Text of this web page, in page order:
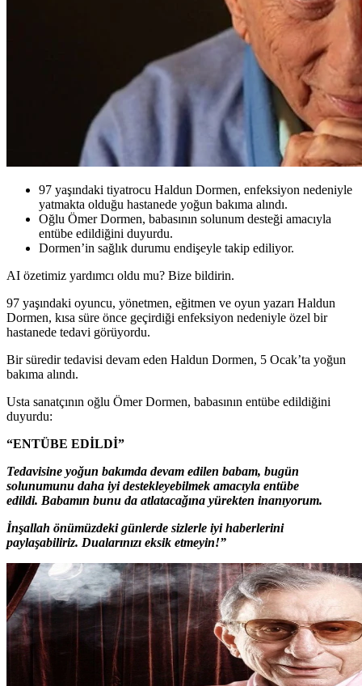
97 yaşındaki tiyatrocu Haldun Dormen, enfeksiyon nedeniyle
yatmakta olduğu hastanede yoğun bakıma alındı.
Oğlu Ömer Dormen, babasının solunum desteği amacıyla
entübe edildiğini duyurdu.
Dormen’in sağlık durumu endişeyle takip ediliyor.
AI özetimiz yardımcı oldu mu? Bize bildirin.
97 yaşındaki oyuncu, yönetmen, eğitmen ve oyun yazarı Haldun
Dormen, kısa süre önce geçirdiği enfeksiyon nedeniyle özel bir
hastanede tedavi görüyordu.
Bir süredir tedavisi devam eden Haldun Dormen, 5 Ocak’ta yoğun
bakıma alındı.
Usta sanatçının oğlu Ömer Dormen, babasının entübe edildiğini
duyurdu:
“ENTÜBE EDİLDİ”
Tedavisine yoğun bakımda devam edilen babam, bugün
solunumunu daha iyi destekleyebilmek amacıyla entübe
edildi. Babamın bunu da atlatacağına yürekten inanıyorum.
İnşallah önümüzdeki günlerde sizlerle iyi haberlerini
paylaşabiliriz. Dualarınızı eksik etmeyin!”